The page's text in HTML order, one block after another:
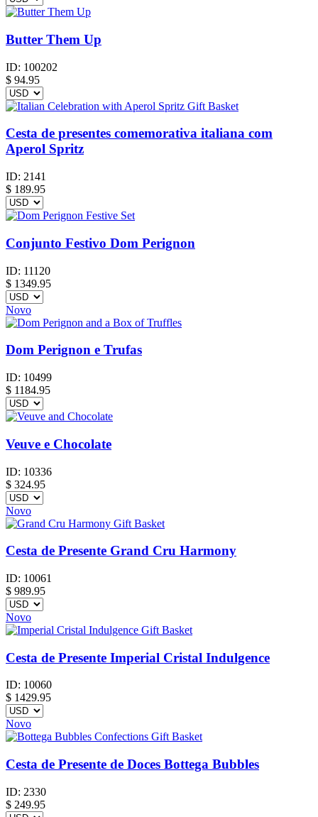
Butter Them Up
ID: 100202
$ 94.95
Cesta de presentes comemorativa italiana com
Aperol Spritz
ID: 2141
$ 189.95
Conjunto Festivo Dom Perignon
ID: 11120
$ 1349.95
Novo
Dom Perignon e Trufas
ID: 10499
$ 1184.95
Veuve e Chocolate
ID: 10336
$ 324.95
Novo
Cesta de Presente Grand Cru Harmony
ID: 10061
$ 989.95
Novo
Cesta de Presente Imperial Cristal Indulgence
ID: 10060
$ 1429.95
Novo
Cesta de Presente de Doces Bottega Bubbles
ID: 2330
$ 249.95